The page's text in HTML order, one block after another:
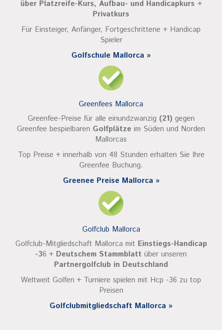
über Platzreife-Kurs, Aufbau- und Handicapkurs +
Privatkurs
Für Einsteiger, Anfänger, Fortgeschrittene + Handicap
Spieler
Golfschule Mallorca »
Greenfees Mallorca
Greenfee-Preise für alle einundzwanzig (21) gegen
Greenfee bespielbaren Golfplätze im Süden und Norden
Mallorcas
Top Preise + innerhalb von 48 Stunden erhalten Sie Ihre
Greenfee Buchung.
Greenee Preise Mallorca »
Golfclub Mallorca
Golfclub-Mitgliedschaft Mallorca mit Einstiegs-Handicap
-36 + Deutschem Stammblatt über unseren
Partnergolfclub in Deutschland
Weltweit Golfen + Turniere spielen mit Hcp -36 zu top
Preisen
Golfclubmitgliedschaft Mallorca »